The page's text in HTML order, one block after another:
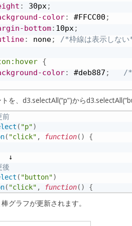
: 30px;
color: #FFCC00 ;
bottom: 10px;
: none;
/*枠線は表示しな
{
color: #deb887 ;
/*
を、d3.selectAll(“p”)から
前
( "p")
( "click" , function( ) {
( "button")
( "click" , function( ) {
グラフが更新されます。